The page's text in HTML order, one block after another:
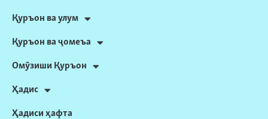
Қуръон ва улум
Қуръон ва ҷомеъа
Омӯзиши Қуръон
Ҳадис
Ҳадиси ҳафта